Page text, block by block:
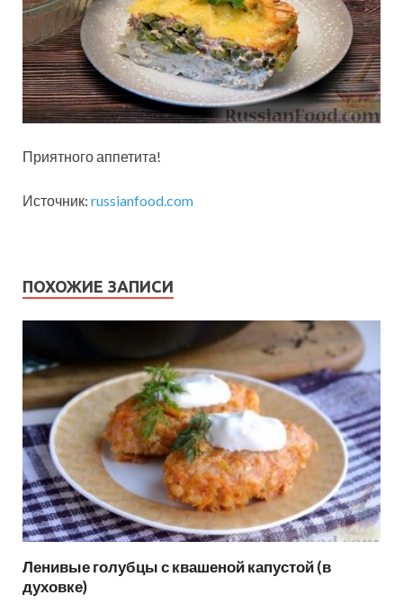
Приятного аппетита!
Источник: russianfood.com
ПОХОЖИЕ ЗАПИСИ
Ленивые голубцы с квашеной капустой (в
духовке)